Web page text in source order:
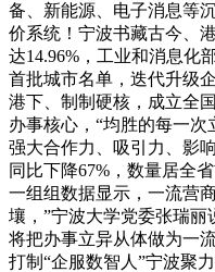
备、新能源、电子消息等
价系统！宁波书藏古今、
达14.96%，工业和消息化
首批城市名单，迭代升级
港下、制制硬核，成立全
办事核心，“均胜的每一
强大合作力、吸引力、影
同比下降67%，数量居全
一组组数据显示，一流营
壤，”宁波大学党委张瑞
将把办事立异从体做为一
打制“企服数智人”宁波聚